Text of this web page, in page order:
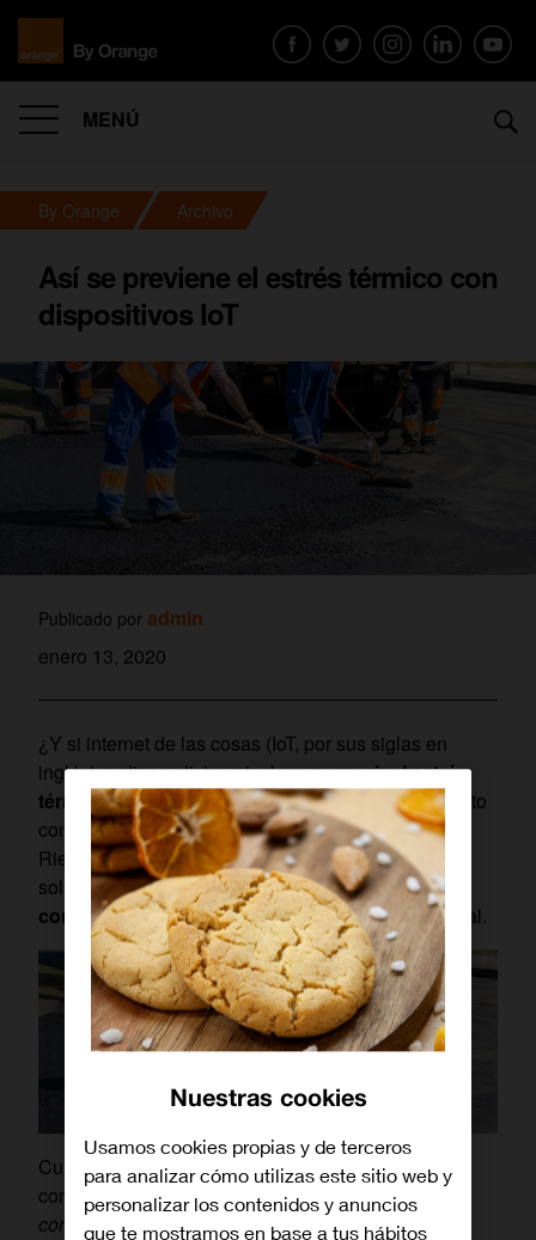
MENÚ
By Orange Archivo
Así se previene el estrés térmico con
dispositivos IoT
Publicado por admin
enero 13, 2020
¿Y si internet de las cosas (IoT, por sus siglas en
inglés) pudiese aliviar e inclusoprevenir el estrés
térmico? Bajo esta premisa, Cepyme organizó, junto
con la Fundación Estatal para la Prevención de
Riesgos Laborales (FSP), una jornada para buscar
soluciones conjuntas. El objetivo,mejorar las
condiciones de trabajoen materia de salud laboral.
Cuando se habla del IoT, se tiende a tratar temas
como laeficiencia eléctrica, la sostenibilidad, el
conforto la automatización. Pero es obvio que esta
Nuestras cookies
Usamos cookies propias y de terceros
para analizar cómo utilizas este sitio web y
personalizar los contenidos y anuncios
que te mostramos en base a tus hábitos